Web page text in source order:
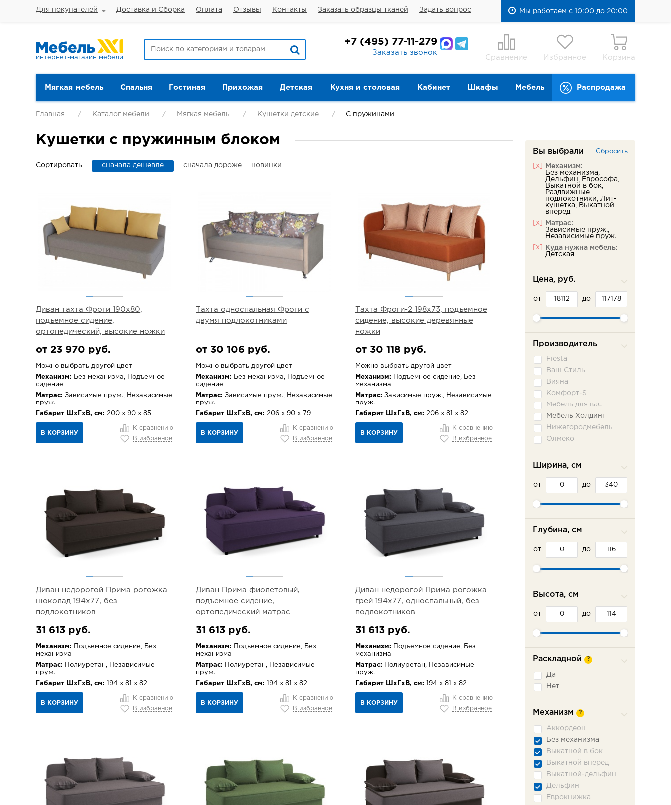
Для покупателей Доставка и Сборка Оплата Отзывы Контакты Заказать образцы тканей Задать вопрос Мы работаем с 10:00 до 20:00
интернет-магазин мебели
+7 (495) 77-11-279
Заказать звонок
Сравнение Избранное Корзина
Мягкая мебель Спальня Гостиная Прихожая Детская Кухня и столовая Кабинет Шкафы Мебель Распродажа
Главная Каталог мебели Мягкая мебель Кушетки детские С пружинами
Кушетки с пружинным блоком
Сортировать сначала дешевле сначала дороже новинки
Диван тахта Фроги 190х80,
подъемное сидение,
ортопедический, высокие ножки
от 23 970 руб.
Можно выбрать другой цвет
Механизм: Без механизма, Подъемное
сидение
Матрас: Зависимые пруж., Независимые
пруж.
Габарит ШхГхВ, см: 200 х 90 х 85
В КОРЗИНУ
К сравнению
В избранное
Тахта односпальная Фроги с
двумя подлокотниками
от 30 106 руб.
Можно выбрать другой цвет
Механизм: Без механизма, Подъемное
сидение
Матрас: Зависимые пруж., Независимые
пруж.
Габарит ШхГхВ, см: 206 х 90 х 79
В КОРЗИНУ
К сравнению
В избранное
Тахта Фроги-2 198х73, подъемное
сидение, высокие деревянные
ножки
от 30 118 руб.
Можно выбрать другой цвет
Механизм: Подъемное сидение, Без
механизма
Матрас: Зависимые пруж., Независимые
пруж.
Габарит ШхГхВ, см: 206 х 81 х 82
В КОРЗИНУ
К сравнению
В избранное
Диван недорогой Прима рогожка
шоколад 194х77, без
подлокотников
31 613 руб.
Механизм: Подъемное сидение, Без
механизма
Матрас: Полиуретан, Независимые
пруж.
Габарит ШхГхВ, см: 194 х 81 х 82
В КОРЗИНУ
К сравнению
В избранное
Диван Прима фиолетовый,
подъемное сидение,
ортопедический матрас
31 613 руб.
Механизм: Подъемное сидение, Без
механизма
Матрас: Полиуретан, Независимые
пруж.
Габарит ШхГхВ, см: 194 х 81 х 82
В КОРЗИНУ
К сравнению
В избранное
Диван недорогой Прима рогожка
грей 194х77, односпальный, без
подлокотников
31 613 руб.
Механизм: Подъемное сидение, Без
механизма
Матрас: Полиуретан, Независимые
пруж.
Габарит ШхГхВ, см: 194 х 81 х 82
В КОРЗИНУ
К сравнению
В избранное
Вы выбрали Сбросить
[x]
Механизм:
Без механизма,
Дельфин, Еврософа,
Выкатной в бок,
Раздвижные
подлокотники, Лит-
кушетка, Выкатной
вперед
[x]
Матрас:
Зависимые пруж.,
Независимые пруж.
[x]
Куда нужна мебель:
Детская
Цена, руб.
от до
Производитель
Fiesta
Ваш Стиль
Вияна
Комфорт-S
Мебель для вас
Мебель Холдинг
Нижегородмебель
Олмеко
Фламинго
Ширина, см
от до
Глубина, см
от до
Высота, см
от до
Раскладной ?
Да
Нет
Механизм ?
Аккордеон
Без механизма
Выкатной в бок
Выкатной вперед
Выкатной-дельфин
Дельфин
Еврокнижка